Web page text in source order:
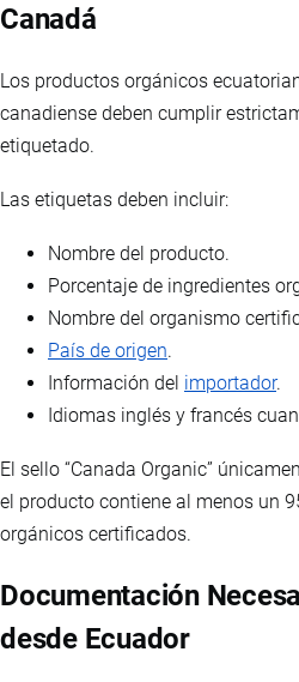
Canadá
Los productos orgánicos
canadiense deben cumplir
etiquetado.
Las etiquetas deben incluir:
Nombre del producto.
Porcentaje de ingredientes
Nombre del organismo
País de origen.
Información del importador.
Idiomas inglés y francés
El sello “Canada Organic”
el producto contiene al menos un
orgánicos certificados.
Documentación
desde Ecuador